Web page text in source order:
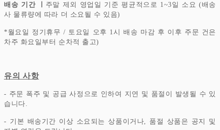
배송 기간 ㅣ 주말 제외 영업일 기준 평균적으로 1~3일 소요 (배송
사 물류량에 따라 더 소요될 수 있음)
* 월요일 정기휴무 / 토요일 오후 1시 배송 마감 후 이후 주문 건은
차주 화요일부터 순차적 출고)
유의 사항
- 주문 폭주 및 공급 사정으로 인하여 지연 및 품절이 발생될 수 있
습니다.
- 기본 배송기간 이상 소요되는 상품이거나, 품절 상품은 공지 및